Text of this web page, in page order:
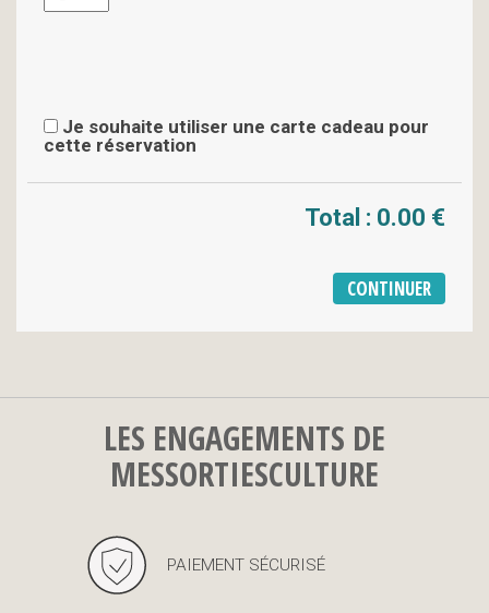
Je souhaite utiliser une carte cadeau pour
cette réservation
Total : 0.00 €
LES ENGAGEMENTS DE
MESSORTIESCULTURE
PAIEMENT SÉCURISÉ